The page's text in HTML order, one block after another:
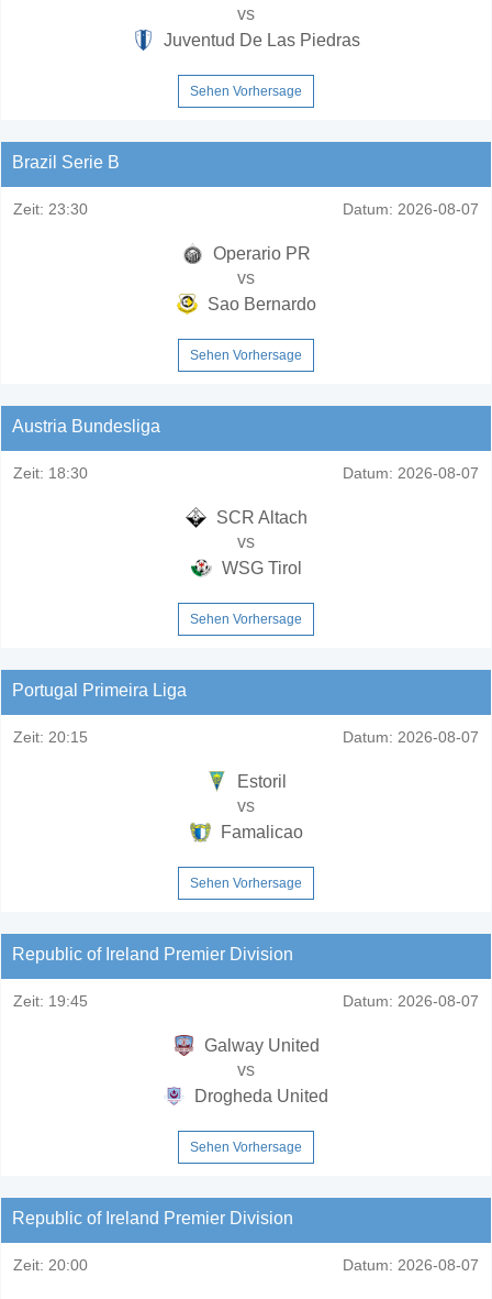
vs
Juventud De Las Piedras
Sehen Vorhersage
Brazil Serie B
Zeit: 23:30 Datum: 2026-08-07
Operario PR
vs
Sao Bernardo
Sehen Vorhersage
Austria Bundesliga
Zeit: 18:30 Datum: 2026-08-07
SCR Altach
vs
WSG Tirol
Sehen Vorhersage
Portugal Primeira Liga
Zeit: 20:15 Datum: 2026-08-07
Estoril
vs
Famalicao
Sehen Vorhersage
Republic of Ireland Premier Division
Zeit: 19:45 Datum: 2026-08-07
Galway United
vs
Drogheda United
Sehen Vorhersage
Republic of Ireland Premier Division
Zeit: 20:00 Datum: 2026-08-07